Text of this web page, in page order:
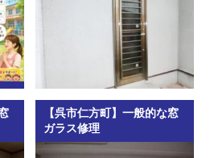
【呉市仁方町】一般的な窓
ガラス修理